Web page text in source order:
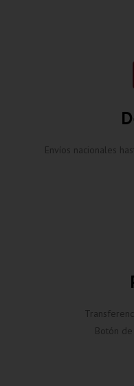
Envíos nacionales
Botón